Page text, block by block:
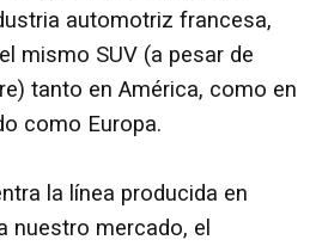
automotriz francesa,
mismo SUV (a pesar de
tanto en América, como en
como Europa.
la línea producida en
nuestro mercado, el